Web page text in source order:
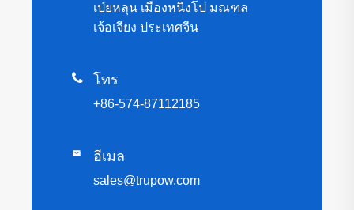
เป่ยหลุน เมืองหนิงโป มณฑล
เจ้อเจียง ประเทศจีน
 โทร
+86-574-87112185
 อีเมล
sales@trupow.com